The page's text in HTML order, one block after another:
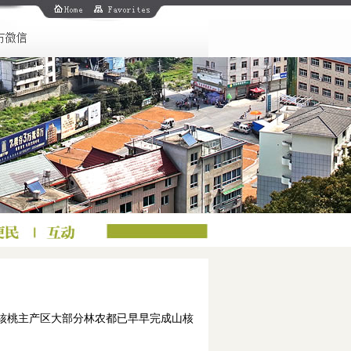
桃主产区大部分林农都已早早完成山核